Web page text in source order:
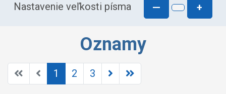
Nastavenie veľkosti písma — +
Oznamy
1 2 3